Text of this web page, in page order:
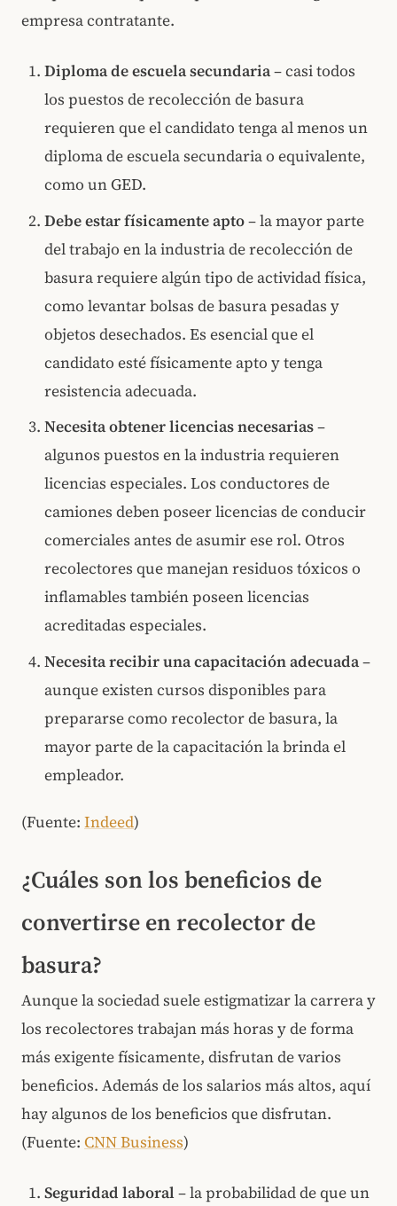
empresa contratante.
Diploma de escuela secundaria– casi todos
los puestos de recolección de basura
requieren que el candidato tenga al menos un
diploma de escuela secundaria o equivalente,
como un GED.
Debe estar físicamente apto– la mayor parte
del trabajo en la industria de recolección de
basura requiere algún tipo de actividad física,
como levantar bolsas de basura pesadas y
objetos desechados. Es esencial que el
candidato esté físicamente apto y tenga
resistencia adecuada.
Necesita obtener licencias necesarias–
algunos puestos en la industria requieren
licencias especiales. Los conductores de
camiones deben poseer licencias de conducir
comerciales antes de asumir ese rol. Otros
recolectores que manejan residuos tóxicos o
inflamables también poseen licencias
acreditadas especiales.
Necesita recibir una capacitación adecuada–
aunque existen cursos disponibles para
prepararse como recolector de basura, la
mayor parte de la capacitación la brinda el
empleador.
(Fuente: Indeed)
¿Cuáles son los beneficios de
convertirse en recolector de
basura?
Aunque la sociedad suele estigmatizar la carrera y
los recolectores trabajan más horas y de forma
más exigente físicamente, disfrutan de varios
beneficios. Además de los salarios más altos, aquí
hay algunos de los beneficios que disfrutan.
(Fuente: CNN Business)
Seguridad laboral– la probabilidad de que un